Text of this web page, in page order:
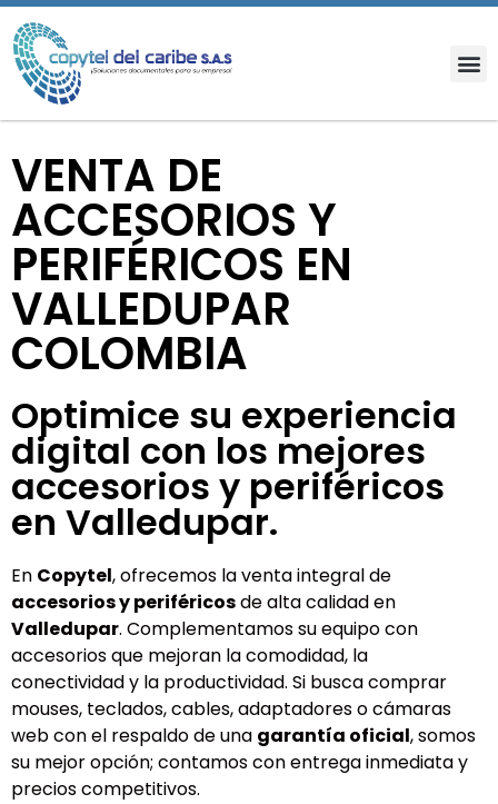
VENTA DE
ACCESORIOS Y
PERIFÉRICOS EN
VALLEDUPAR
COLOMBIA
Optimice su experiencia
digital con los mejores
accesorios y periféricos
en Valledupar.
En Copytel, ofrecemos la venta integral de
accesorios y periféricosde alta calidad en
Valledupar. Complementamos su equipo con
accesorios que mejoran la comodidad, la
conectividad y la productividad. Si busca comprar
mouses, teclados, cables, adaptadores o cámaras
web con el respaldo de una garantía oficial, somos
su mejor opción; contamos con entrega inmediata y
precios competitivos.